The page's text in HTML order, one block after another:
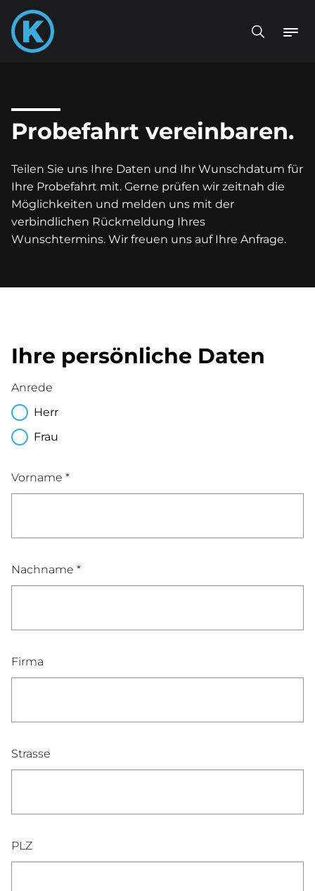
Probefahrt vereinbaren.
Teilen Sie uns Ihre Daten und Ihr Wunschdatum für
Ihre Probefahrt mit. Gerne prüfen wir zeitnah die
Möglichkeiten und melden uns mit der
verbindlichen Rückmeldung Ihres
Wunschtermins. Wir freuen uns auf Ihre Anfrage.
Ihre persönliche Daten
Anrede
Herr
Frau
Vorname *
Nachname *
Firma
Strasse
PLZ